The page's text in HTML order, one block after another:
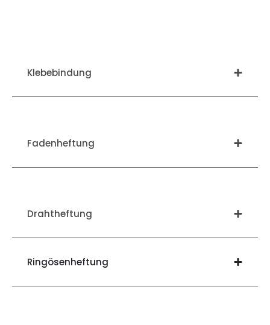
Klebebindung
Fadenheftung
Drahtheftung
Ringösenheftung